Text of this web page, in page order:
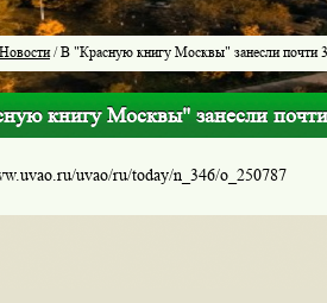
Новости/ В "Красную книгу Москвы" занесли почти
книгу Москвы" занесли
uvao/ru/today/n_346/o_250787